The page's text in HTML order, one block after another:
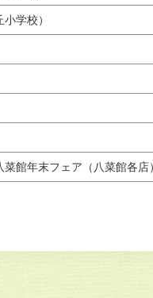
学校）
館年末フェア（八菜館各店）